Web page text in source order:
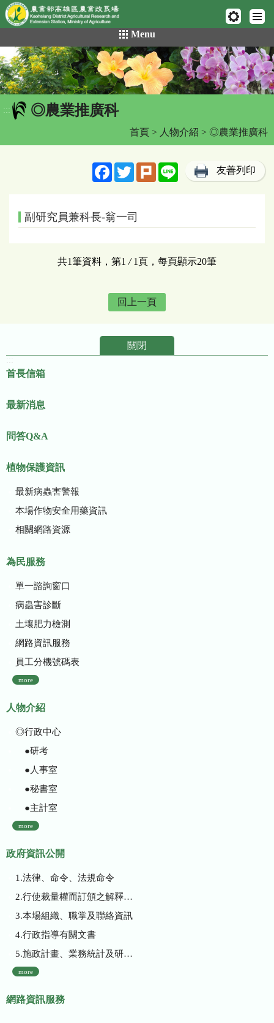
網頁置頂
到
主
要
內
容
區
Menu
::: ◎農業推廣科
首頁 > 人物介紹 > ◎農業推廣科
FacebookTwitterPlurk Line 友善列印
副研究員兼科長-翁一司
共1筆資料，第1 /1頁，每頁顯示20筆
回上一頁
關閉
首長信箱
最新消息
問答Q&A
植物保護資訊
最新病蟲害警報
本場作物安全用藥資訊
相關網路資源
為民服務
單一諮詢窗口
病蟲害診斷
土壤肥力檢測
網路資訊服務
員工分機號碼表
more
人物介紹
◎行政中心
●研考
●人事室
●秘書室
●主計室
more
政府資訊公開
1.法律、命令、法規命令
2.行使裁量權而訂頒之解釋性規定及裁量基準
3.本場組織、職掌及聯絡資訊
4.行政指導有關文書
5.施政計畫、業務統計及研究報告
more
網路資訊服務